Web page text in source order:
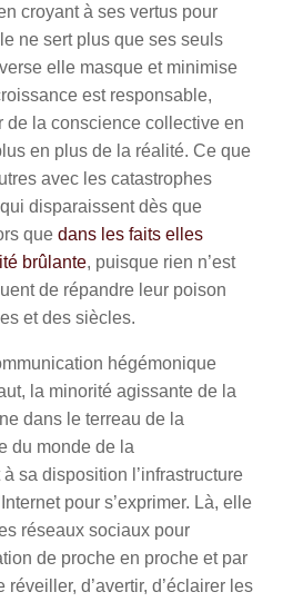
croyant à ses vertus pour
ne sert plus que ses seuls
elle masque et minimise
est responsable,
de la conscience collective en
en plus de la réalité. Ce que
avec les catastrophes
disparaissent dès que
que dans les faits elles
brûlante, puisque rien n’est
de répandre leur poison
et des siècles.
hégémonique
la minorité agissante de la
dans le terreau de la
du monde de la
sa disposition l’infrastructure
pour s’exprimer. Là, elle
réseaux sociaux pour
de proche en proche et par
réveiller, d’avertir, d’éclairer les